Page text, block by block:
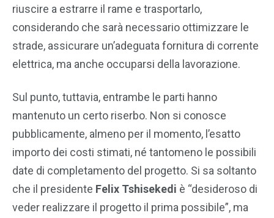
riuscire a estrarre il rame e trasportarlo,
considerando che sarà necessario ottimizzare le
strade, assicurare un’adeguata fornitura di corrente
elettrica, ma anche occuparsi della lavorazione.
Sul punto, tuttavia, entrambe le parti hanno
mantenuto un certo riserbo. Non si conosce
pubblicamente, almeno per il momento, l’esatto
importo dei costi stimati, né tantomeno le possibili
date di completamento del progetto. Si sa soltanto
che il presidente Felix Tshisekedi è “desideroso di
veder realizzare il progetto il prima possibile”, ma